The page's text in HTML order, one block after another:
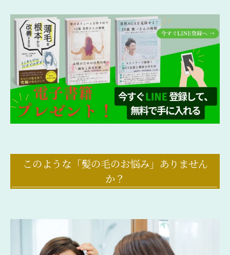
このような「髪の毛のお悩み」ありません
か？